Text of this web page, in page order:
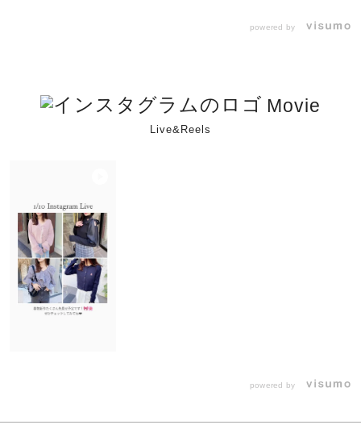
powered by
Movie
Live&Reels
powered by